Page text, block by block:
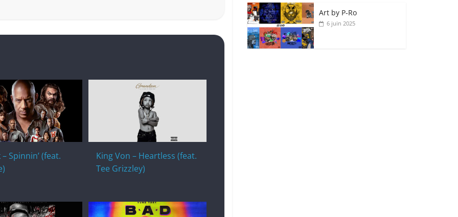
Spinnin’ (feat.
King Von – Heartless (feat.
Tee Grizzley)
Art by P‑Ro
6 juin 2025